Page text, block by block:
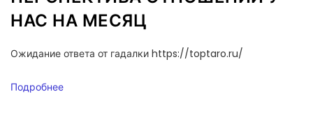
НАС НА МЕСЯЦ
Ожидание ответа от гадалки https://toptaro.ru/
Подробнее